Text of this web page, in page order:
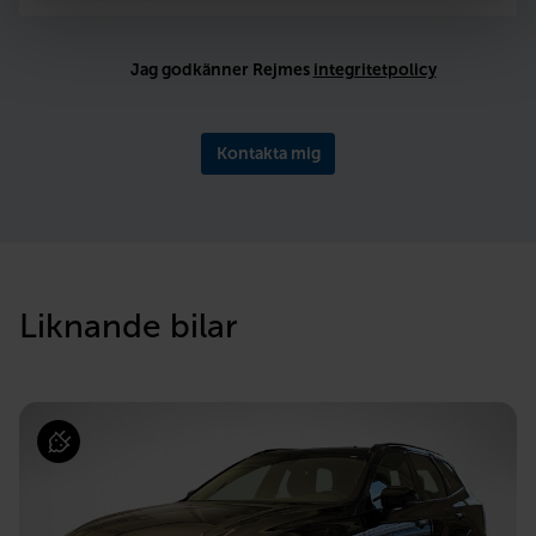
Jag godkänner Rejmes integritetpolicy
Kontakta mig
Liknande bilar